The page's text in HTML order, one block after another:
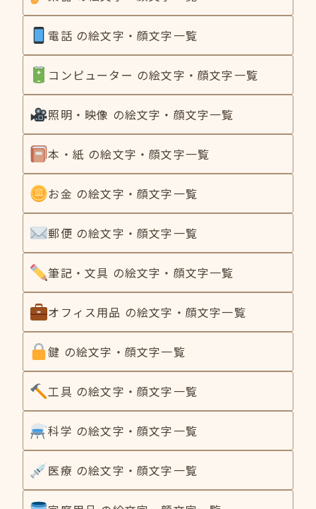
電話 の絵文字・顔文字一覧
コンピューター の絵文字・顔文字一覧
照明・映像 の絵文字・顔文字一覧
本・紙 の絵文字・顔文字一覧
お金 の絵文字・顔文字一覧
郵便 の絵文字・顔文字一覧
筆記・文具 の絵文字・顔文字一覧
オフィス用品 の絵文字・顔文字一覧
鍵 の絵文字・顔文字一覧
工具 の絵文字・顔文字一覧
科学 の絵文字・顔文字一覧
医療 の絵文字・顔文字一覧